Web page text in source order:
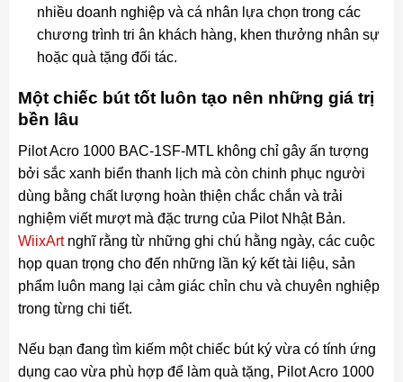
nhiều doanh nghiệp và cá nhân lựa chọn trong các
chương trình tri ân khách hàng, khen thưởng nhân sự
hoặc quà tặng đối tác.
Một chiếc bút tốt luôn tạo nên những giá trị
bền lâu
Pilot Acro 1000 BAC-1SF-MTL không chỉ gây ấn tượng
bởi sắc xanh biển thanh lịch mà còn chinh phục người
dùng bằng chất lượng hoàn thiện chắc chắn và trải
nghiệm viết mượt mà đặc trưng của Pilot Nhật Bản.
WiixArtnghĩ rằng từ những ghi chú hằng ngày, các cuộc
họp quan trọng cho đến những lần ký kết tài liệu, sản
phẩm luôn mang lại cảm giác chỉn chu và chuyên nghiệp
trong từng chi tiết.
Nếu bạn đang tìm kiếm một chiếc bút ký vừa có tính ứng
dụng cao vừa phù hợp để làm quà tặng, Pilot Acro 1000